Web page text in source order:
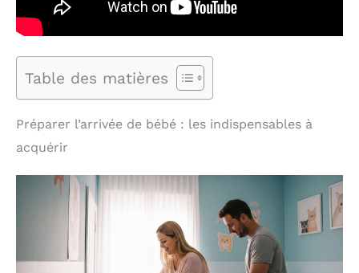
Table des matières
Préparer l’arrivée de bébé : les indispensables à
acquérir